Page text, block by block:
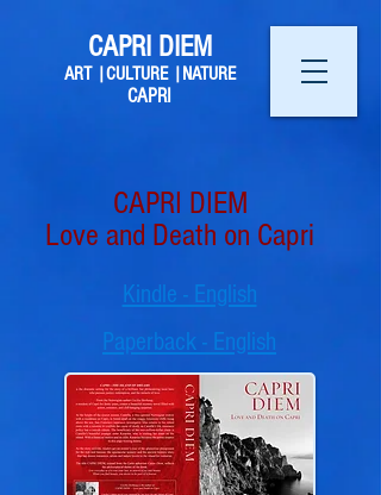
CAPRI DIEM
ART |CULTURE |NATURE
CAPRI
CAPRI DIEM
Love and Death on Capri
Kindle - English
Paperback - English